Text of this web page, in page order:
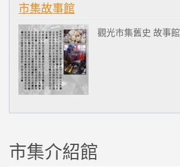
市集故事館
觀光市集舊史 故事館
市集介紹館